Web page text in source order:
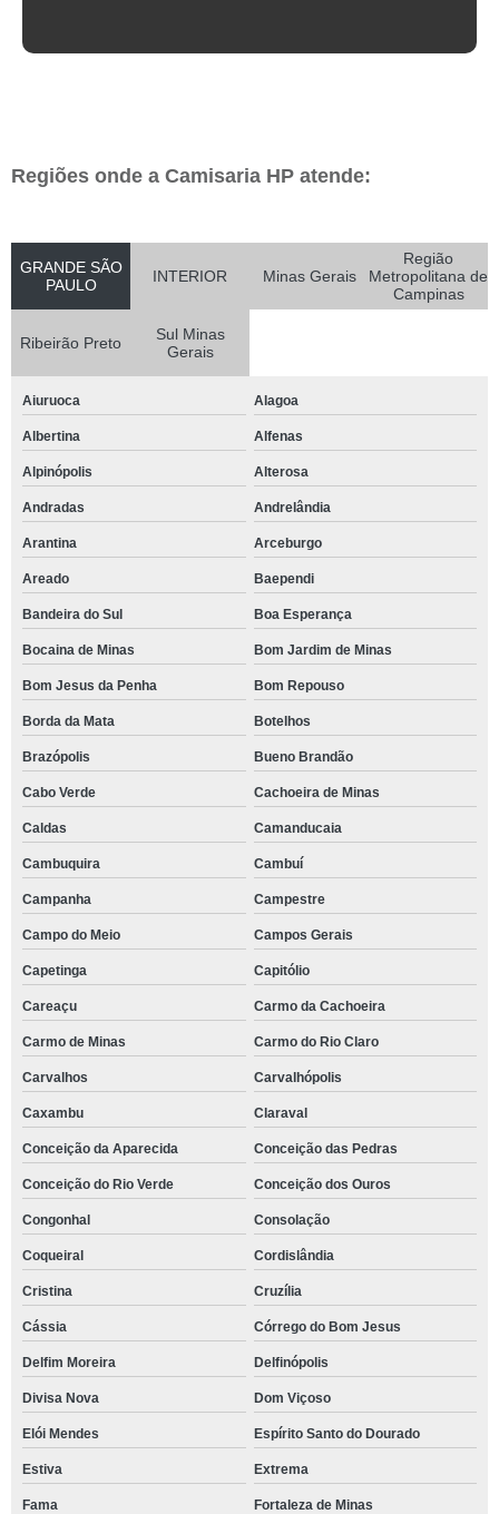
Regiões onde a Camisaria HP atende:
GRANDE SÃO
PAULO
INTERIOR Minas Gerais
Região
Metropolitana de
Campinas
Ribeirão Preto
Sul Minas
Gerais
Aiuruoca Alagoa
Albertina Alfenas
Alpinópolis Alterosa
Andradas Andrelândia
Arantina Arceburgo
Areado Baependi
Bandeira do Sul Boa Esperança
Bocaina de Minas Bom Jardim de Minas
Bom Jesus da Penha Bom Repouso
Borda da Mata Botelhos
Brazópolis Bueno Brandão
Cabo Verde Cachoeira de Minas
Caldas Camanducaia
Cambuquira Cambuí
Campanha Campestre
Campo do Meio Campos Gerais
Capetinga Capitólio
Careaçu Carmo da Cachoeira
Carmo de Minas Carmo do Rio Claro
Carvalhos Carvalhópolis
Caxambu Claraval
Conceição da Aparecida Conceição das Pedras
Conceição do Rio Verde Conceição dos Ouros
Congonhal Consolação
Coqueiral Cordislândia
Cristina Cruzília
Cássia Córrego do Bom Jesus
Delfim Moreira Delfinópolis
Divisa Nova Dom Viçoso
Elói Mendes Espírito Santo do Dourado
Estiva Extrema
Fama Fortaleza de Minas